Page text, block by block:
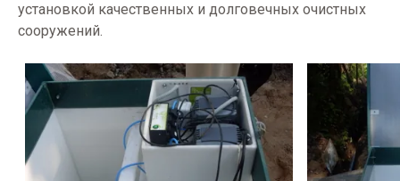
установкой качественных и долговечных очистных
сооружений.